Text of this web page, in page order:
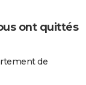
ont quittés
de